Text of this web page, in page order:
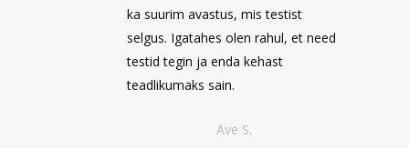
ka suurim avastus, mis testist
selgus. Igatahes olen rahul, et need
testid tegin ja enda kehast
teadlikumaks sain.
Ave S.